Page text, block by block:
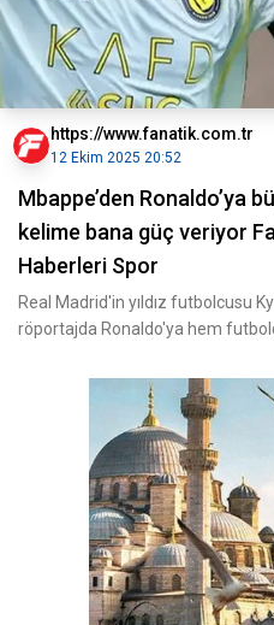
https://www.fanatik.com.tr
12 Ekim 2025 20:52
Mbappe’den Ronaldo’ya
kelime bana güç veriyor
Haberleri Spor
Real Madrid'in yıldız futbolcusu
röportajda Ronaldo'ya hem